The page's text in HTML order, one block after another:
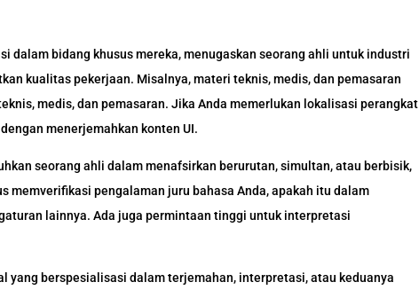
dalam bidang khusus mereka, menugaskan seorang ahli untuk industri
kualitas pekerjaan. Misalnya, materi teknis, medis, dan pemasaran
medis, dan pemasaran. Jika Anda memerlukan lokalisasi perangkat
menerjemahkan konten UI.
seorang ahli dalam menafsirkan berurutan, simultan, atau berbisik,
memverifikasi pengalaman juru bahasa Anda, apakah itu dalam
lainnya. Ada juga permintaan tinggi untuk interpretasi
yang berspesialisasi dalam terjemahan, interpretasi, atau keduanya